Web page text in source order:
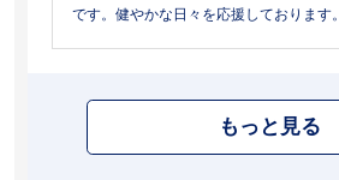
です。健やかな日々を応援しております。
もっと見る